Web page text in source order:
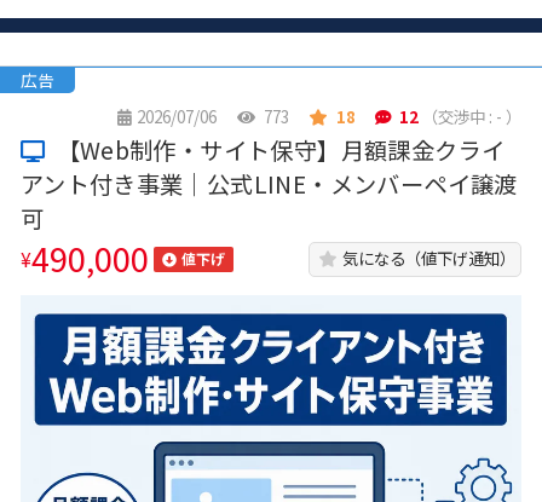
広告
2026/07/06
773 18 12 （交渉中 : - ）
【Web制作・サイト保守】月額課金クライ
アント付き事業｜公式LINE・メンバーペイ譲渡
可
¥490,000 値下げ 気になる（値下げ通知）